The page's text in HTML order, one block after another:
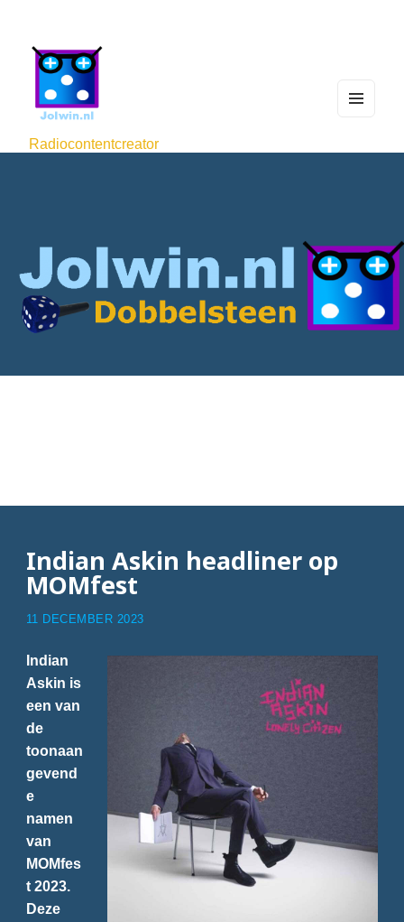
Radiocontentcreator
WIDG
Indian Askin headliner op
MOMfest
11 DECEMBER 2023
Indian
Askin is
een van
de
toonaan
gevend
e
namen
van
MOMfes
t 2023.
Deze